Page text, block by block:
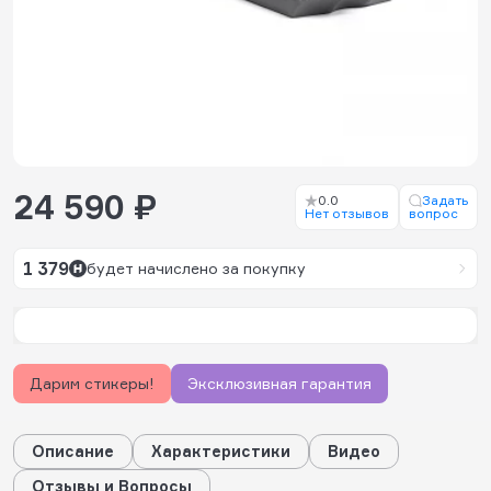
24 590 ₽
0.0
Нет отзывов
Задать
вопрос
1 379 будет начислено за покупку
Дарим стикеры! Эксклюзивная гарантия
Описание Характеристики
Видео
Отзывы и Вопросы